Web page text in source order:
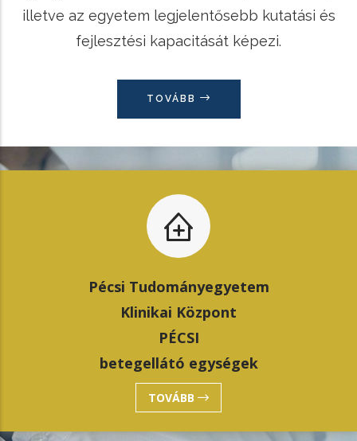
illetve az egyetem legjelentősebb kutatási és
fejlesztési kapacitását képezi.
TOVÁBB
Pécsi Tudományegyetem
Klinikai Központ
PÉCSI
betegellátó egységek
TOVÁBB